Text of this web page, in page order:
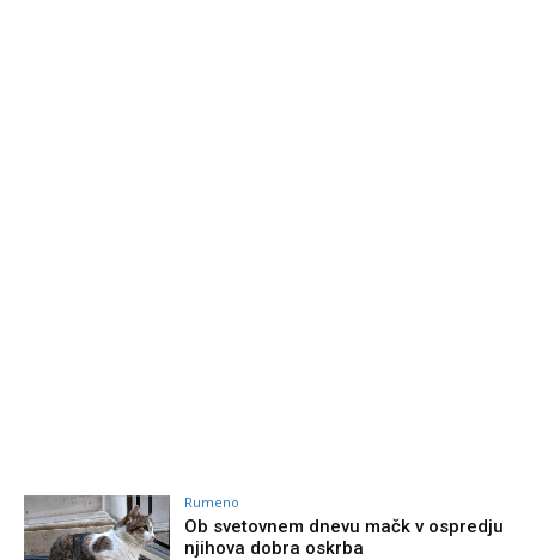
Rumeno
Ob svetovnem dnevu mačk v ospredju
njihova dobra oskrba